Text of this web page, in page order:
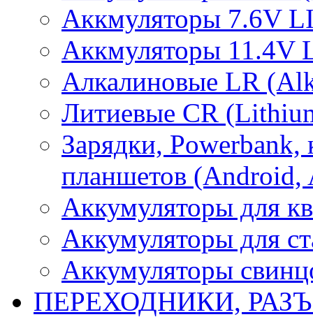
Аккмуляторы 7.6V
Аккмуляторы 11.4V
Алкалиновые LR
Литиевые CR
Зарядки, Powerbank,
планшетов (Android,
Аккумуляторы для
Аккумуляторы для
Аккумуляторы
ПЕРЕХОДНИКИ,